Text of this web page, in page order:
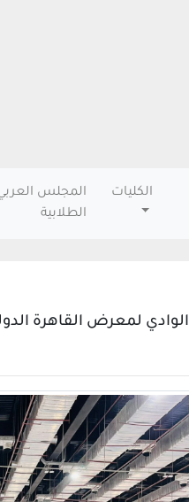
الكليات
المجلس
الطلابية
لمعرض القاهرة